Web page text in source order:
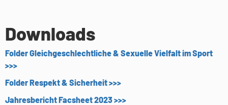
Downloads
Folder Gleichgeschlechtliche & Sexuelle Vielfalt im Sport
>>>
Folder Respekt & Sicherheit >>>
Jahresbericht Facsheet 2023 >>>